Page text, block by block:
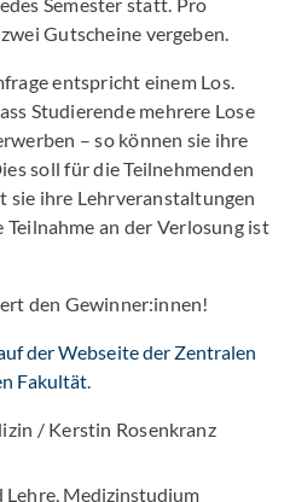
Gutscheine vergeben.
entspricht einem Los.
Studierende mehrere Lose
– so können sie ihre
soll für die Teilnehmenden
sie ihre Lehrveranstaltungen
an der Verlosung ist
den Gewinner:innen!
der Webseite der Zentralen
Fakultät
/ Kerstin Rosenkranz
Lehre, Medizinstudium